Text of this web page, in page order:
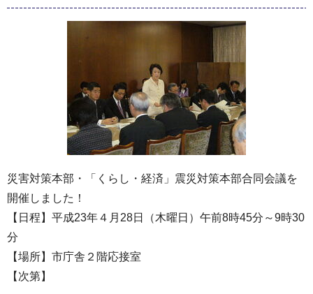
災害対策本部・「くらし・経済」震災対策本部合同会議を
開催しました！
【日程】平成23年４月28日（木曜日）午前8時45分～9時30
分
【場所】市庁舎２階応接室
【次第】